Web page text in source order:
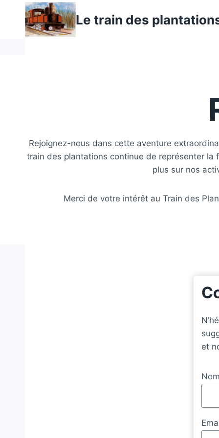
contenu
Le train des
Rejoignez-nous dans cette aventure
train des plantations continue de représenter la
plus sur nos
Merci de votre intérêt au Train des
et